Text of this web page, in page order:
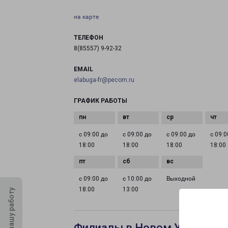
на карте
ТЕЛЕФОН
8(85557) 9-92-32
EMAIL
elabuga-fr@pecom.ru
ГРАФИК РАБОТЫ
с 09:00 до
18:00
с 09:00 до
18:00
с 09:00 до
18:00
с
18:00
с 09:00 до
18:00
с 10:00 до
13:00
Выходной